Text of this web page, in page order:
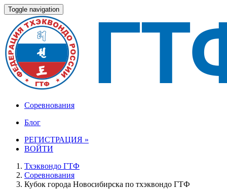
Toggle navigation
Соревнования
Блог
РЕГИСТРАЦИЯ »
ВОЙТИ
Тхэквондо ГТФ
Соревнования
Кубок города Новосибирска по тхэквондо ГТФ